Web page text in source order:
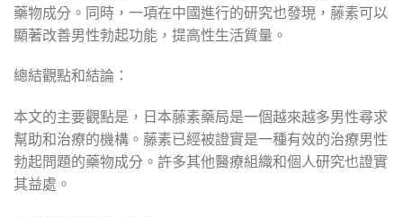
藥物成分。同時，一項在中國進行的研究也發現，藤素可以
顯著改善男性勃起功能，提高性生活質量。
總結觀點和結論：
本文的主要觀點是，日本藤素藥局是一個越來越多男性尋求
幫助和治療的機構。藤素已經被證實是一種有效的治療男性
勃起問題的藥物成分。許多其他醫療組織和個人研究也證實
其益處。